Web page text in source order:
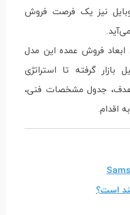
نیز یک فرصت فروش
ابعاد فروش عمده این مدل
بازار گرفته تا استراتژی
هدف، جدول مشخصات فنی،